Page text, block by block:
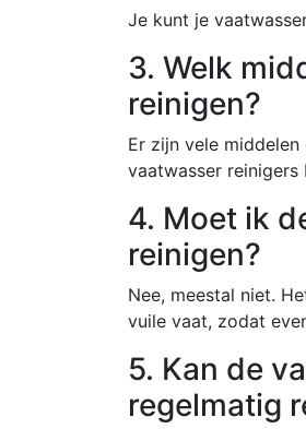
Je kunt je
3. Welk
reinigen?
Er zijn vele
vaatwasser
4. Moet ik
reinigen?
Nee, meestal niet.
vuile vaat, zodat
5. Kan de
regelmatig